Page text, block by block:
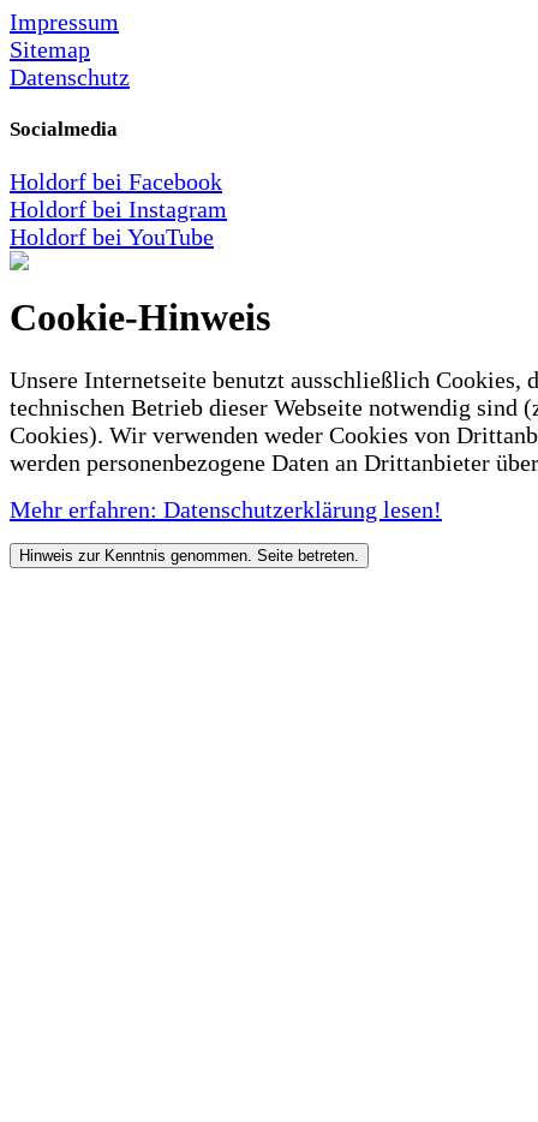
Impressum
Sitemap
Datenschutz
Socialmedia
Holdorf bei Facebook
Holdorf bei Instagram
Holdorf bei YouTube
Cookie-Hinweis
Unsere Internetseite benutzt ausschließlich Cookies,
technischen Betrieb dieser Webseite notwendig sind
Cookies). Wir verwenden weder Cookies von
werden personenbezogene Daten an Drittanbieter
Mehr erfahren: Datenschutzerklärung lesen!
Hinweis zur Kenntnis genommen. Seite betreten.